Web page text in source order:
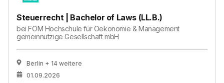
Steuerrecht | Bachelor of Laws (LL.B.)
beiFOM Hochschule für Oekonomie & Management
gemeinnützige Gesellschaft mbH
Berlin + 14 weitere
01.09.2026